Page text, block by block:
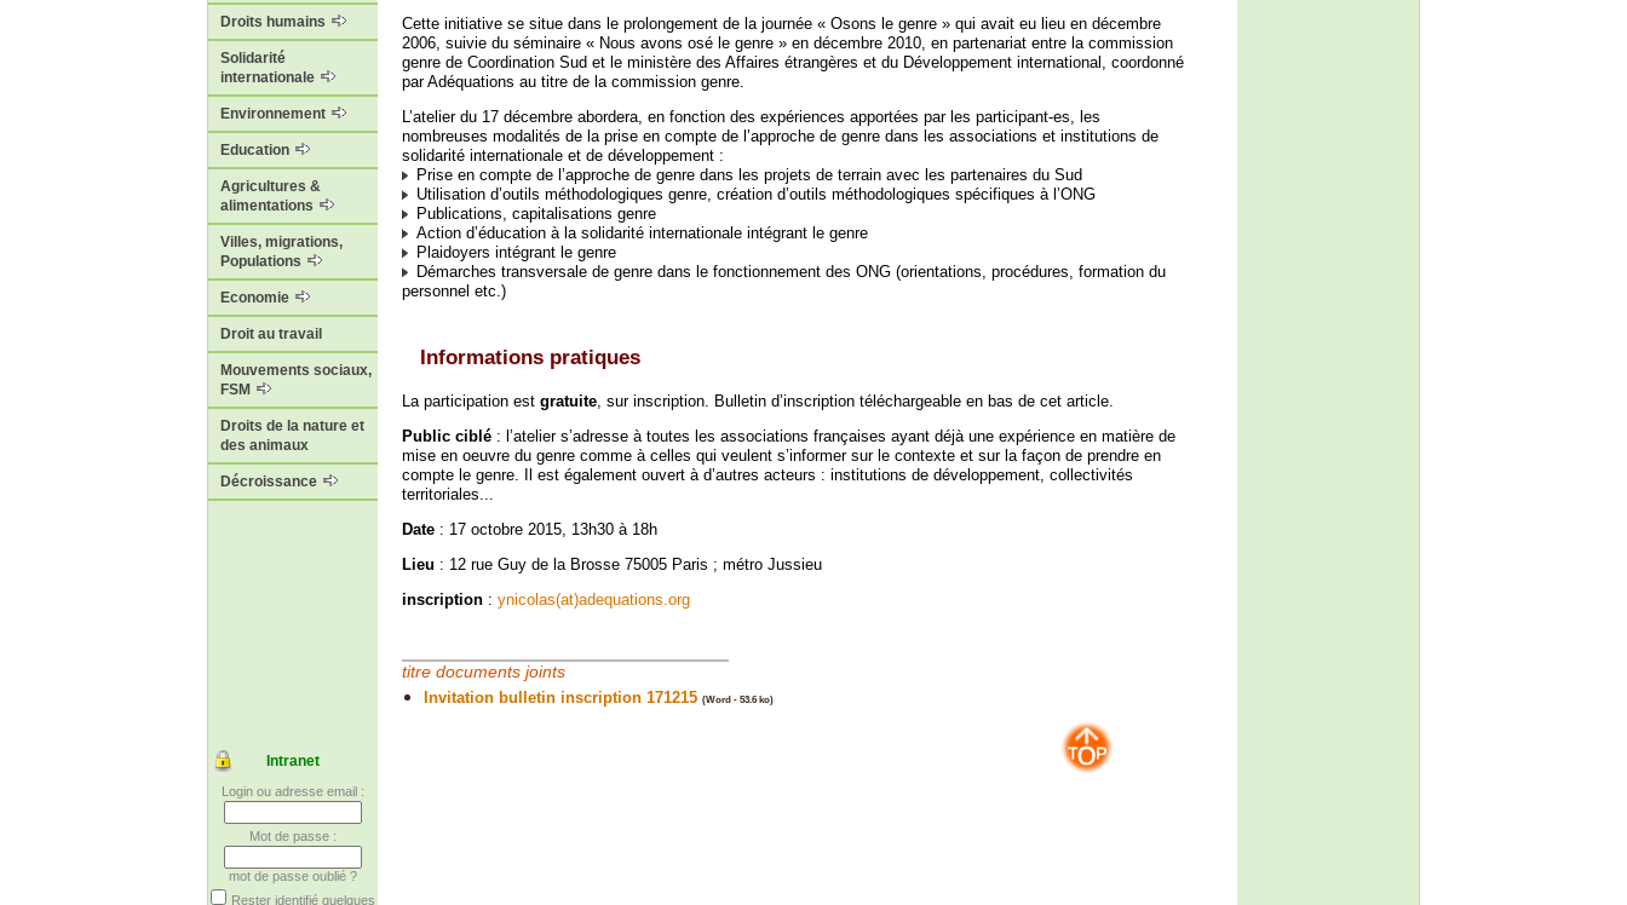
Droits humains
Solidarité
internationale
Environnement
Education
Agricultures &
alimentations
Villes, migrations,
Populations
Economie
Droit au travail
Mouvements sociaux,
FSM
Droits de la nature et
des animaux
Décroissance
Intranet
Login ou adresse email :
Mot de passe :
mot de passe oublié ?
Rester identifié quelques
Cette initiative se situe dans le prolongement de la journée « Osons le genre » qui avait eu lieu en décembre
2006, suivie du séminaire « Nous avons osé le genre » en décembre 2010, en partenariat entre la commission
genre de Coordination Sud et le ministère des Affaires étrangères et du Développement international, coordonné
par Adéquations au titre de la commission genre.
L’atelier du 17 décembre abordera, en fonction des expériences apportées par les participant-es, les
nombreuses modalités de la prise en compte de l’approche de genre dans les associations et institutions de
solidarité internationale et de développement :
Prise en compte de l’approche de genre dans les projets de terrain avec les partenaires du Sud
Utilisation d’outils méthodologiques genre, création d’outils méthodologiques spécifiques à l’ONG
Publications, capitalisations genre
Action d’éducation à la solidarité internationale intégrant le genre
Plaidoyers intégrant le genre
Démarches transversale de genre dans le fonctionnement des ONG (orientations, procédures, formation du
personnel etc.)
Informations pratiques
La participation est gratuite , sur inscription. Bulletin d’inscription téléchargeable en bas de cet article.
Public ciblé : l’atelier s’adresse à toutes les associations françaises ayant déjà une expérience en matière de
mise en oeuvre du genre comme à celles qui veulent s’informer sur le contexte et sur la façon de prendre en
compte le genre. Il est également ouvert à d’autres acteurs : institutions de développement, collectivités
territoriales...
Date : 17 octobre 2015, 13h30 à 18h
Lieu : 12 rue Guy de la Brosse 75005 Paris ; métro Jussieu
inscription : ynicolas(at)adequations.org
titre documents joints
Invitation bulletin inscription 171215 (Word - 53.6 ko)